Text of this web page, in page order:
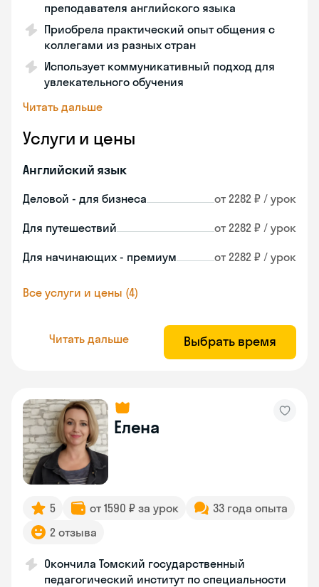
преподавателя английского языка
Приобрела практический опыт общения с
коллегами из разных стран
Использует коммуникативный подход для
увлекательного обучения
Читать дальше
Услуги и цены
Английский язык
Деловой - для бизнеса от 2282 ₽ / урок
Для путешествий от 2282 ₽ / урок
Для начинающих - премиум от 2282 ₽ / урок
Все услуги и цены (4)
Читать дальше Выбрать время
Елена
5 от 1590 ₽ за урок
33 года опыта
2 отзыва
Окончила Томский государственный
педагогический институт по специальности